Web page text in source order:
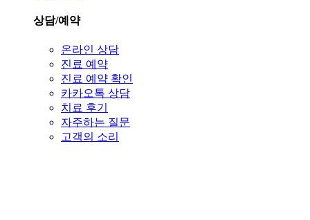
상담/예약
온라인 상담
진료 예약
진료 예약 확인
카카오톡 상담
치료 후기
자주하는 질문
고객의 소리